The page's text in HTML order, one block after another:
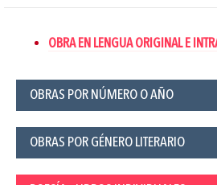
OBRA EN LENGUA ORIGINAL E
OBRAS POR NÚMERO O AÑO
OBRAS POR GÉNERO LITERARIO